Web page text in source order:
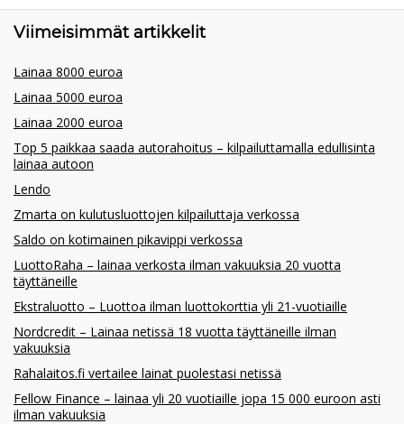
Viimeisimmät artikkelit
Lainaa 8000 euroa
Lainaa 5000 euroa
Lainaa 2000 euroa
Top 5 paikkaa saada autorahoitus – kilpailuttamalla edullisinta
lainaa autoon
Lendo
Zmarta on kulutusluottojen kilpailuttaja verkossa
Saldo on kotimainen pikavippi verkossa
LuottoRaha – lainaa verkosta ilman vakuuksia 20 vuotta
täyttäneille
Ekstraluotto – Luottoa ilman luottokorttia yli 21-vuotiaille
Nordcredit – Lainaa netissä 18 vuotta täyttäneille ilman
vakuuksia
Rahalaitos.fi vertailee lainat puolestasi netissä
Fellow Finance – lainaa yli 20 vuotiaille jopa 15 000 euroon asti
ilman vakuuksia